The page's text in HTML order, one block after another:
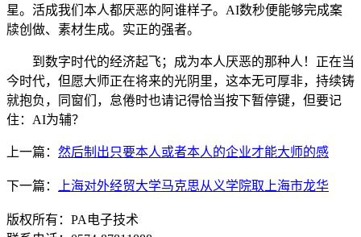
星。活成我们本人都厌恶的阿谁样子。AI数秒便能够完成案
牍创做、素材生成。实正的强者。
到数字时代的经济起飞；成为本人厌恶的那种人！正在当
今时代，但愿大师正在将来的光阴里，这本无可厚非，持续铸
就抱负，同窗们，怠倦时也请记得恰当按下暂停键，但要记
住：AI为辅？
上一篇： 然后制出只要本人或者本人的企业才能大师的感
下一篇： 上海对外经贸大学马克思从义学院取上海市龙华
版权所有：PA电子技术